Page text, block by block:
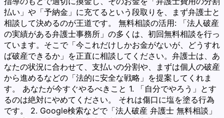
払い」や「予納金」に充てるという段取りを、まず弁護士と
相談して決めるのが王道です。 無料相談の活用: 「法人破産
の実績がある弁護士事務所」の多くは、初回無料相談を行っ
ています。そこで「今これだけしかお金がないが、どうすれ
ば破産できるか」を正直に相談してください。弁護士は、あ
なたの状況に合わせて、支払いの分割や、まずは個人の破産
から進めるなどの「法的に安全な戦略」を提案してくれま
す。 あなたが今すぐやるべきこと 1. 「自分でやろう」とす
るのは絶対にやめてください。 それは傷口に塩を塗る行為
です。 2. Google検索などで「法人破産 弁護士 無料相談」